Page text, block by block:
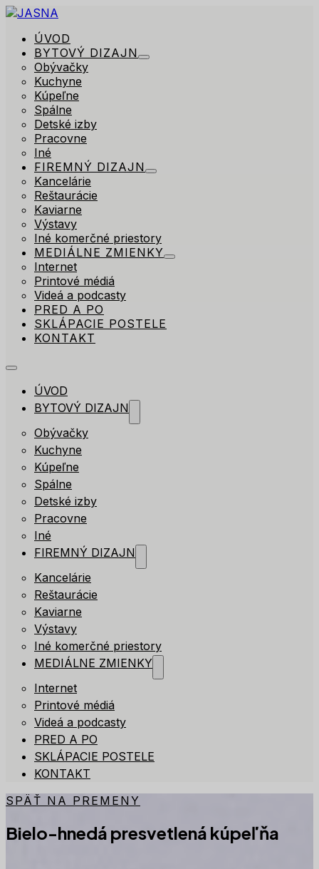
ÚVOD
BYTOVÝ DIZAJN
Obývačky
Kuchyne
Kúpeľne
Spálne
Detské izby
Pracovne
Iné
FIREMNÝ DIZAJN
Kancelárie
Reštaurácie
Kaviarne
Výstavy
Iné komerčné priestory
MEDIÁLNE ZMIENKY
Internet
Printové médiá
Videá a podcasty
PRED A PO
SKLÁPACIE POSTELE
KONTAKT
ÚVOD
BYTOVÝ DIZAJN
Obývačky
Kuchyne
Kúpeľne
Spálne
Detské izby
Pracovne
Iné
FIREMNÝ DIZAJN
Kancelárie
Reštaurácie
Kaviarne
Výstavy
Iné komerčné priestory
MEDIÁLNE ZMIENKY
Internet
Printové médiá
Videá a podcasty
PRED A PO
SKLÁPACIE POSTELE
KONTAKT
SPÄŤ NA PREMENY
Bielo-hnedá presvetlená kúpeľňa